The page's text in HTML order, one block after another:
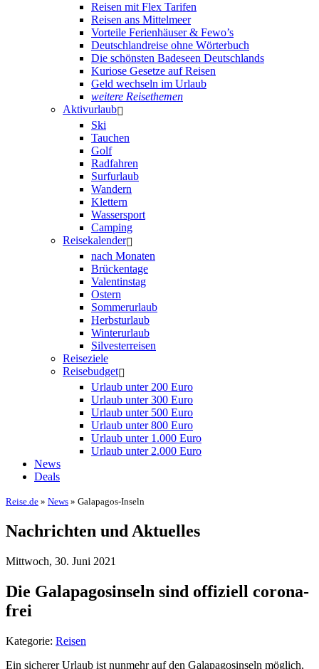
Reisen mit Flex Tarifen
Reisen ans Mittelmeer
Vorteile Ferienhäuser & Fewo’s
Deutschlandreise ohne Wörterbuch
Die schönsten Badeseen Deutschlands
Kuriose Gesetze auf Reisen
Geld wechseln im Urlaub
weitere Reisethemen
Aktivurlaub
Ski
Tauchen
Golf
Radfahren
Surfurlaub
Wandern
Klettern
Wassersport
Camping
Reisekalender
nach Monaten
Brückentage
Valentinstag
Ostern
Sommerurlaub
Herbsturlaub
Winterurlaub
Silvesterreisen
Reiseziele
Reisebudget
Urlaub unter 200 Euro
Urlaub unter 300 Euro
Urlaub unter 500 Euro
Urlaub unter 800 Euro
Urlaub unter 1.000 Euro
Urlaub unter 2.000 Euro
News
Deals
Reise.de » News » Galapagos-Inseln
Nachrichten und Aktuelles
Mittwoch, 30. Juni 2021
Die Galapagosinseln sind offiziell corona-
frei
Kategorie: Reisen
Ein sicherer Urlaub ist nunmehr auf den Galapagosinseln möglich,